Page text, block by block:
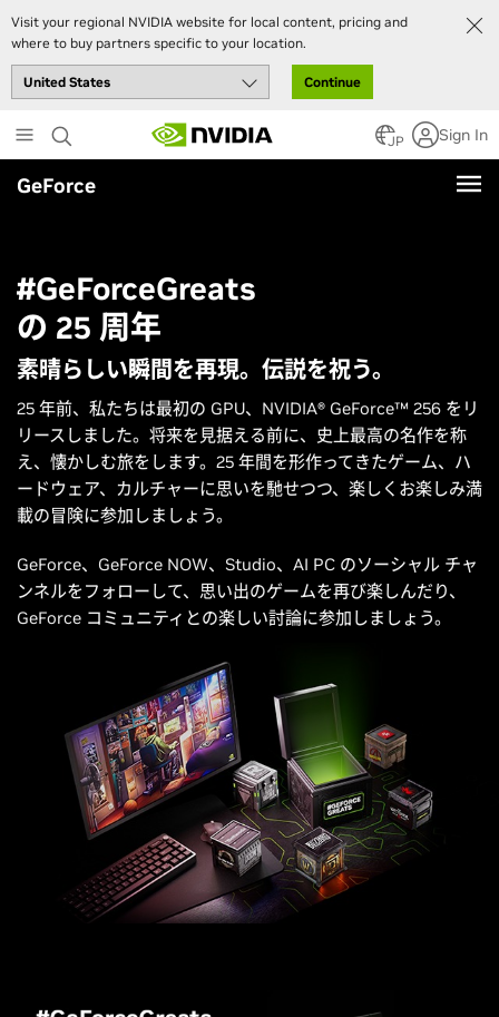
Visit your regional NVIDIA website for local content, pricing and
where to buy partners specific to your location.
Continue
to
main
content
JP Sign In
GeForce
#GeForceGreats
の 25 周年
素晴らしい瞬間を再現。伝説を祝う。
25 年前、私たちは最初の GPU、NVIDIA® GeForce™ 256 をリ
リースしました。将来を見据える前に、史上最高の名作を称
え、懐かしむ旅をします。25 年間を形作ってきたゲーム、ハ
ードウェア、カルチャーに思いを馳せつつ、楽しくお楽しみ満
載の冒険に参加しましょう。
GeForce、GeForce NOW、Studio、AI PC のソーシャル チャ
ンネルをフォローして、思い出のゲームを再び楽しんだり、
GeForce コミュニティとの楽しい討論に参加しましょう。